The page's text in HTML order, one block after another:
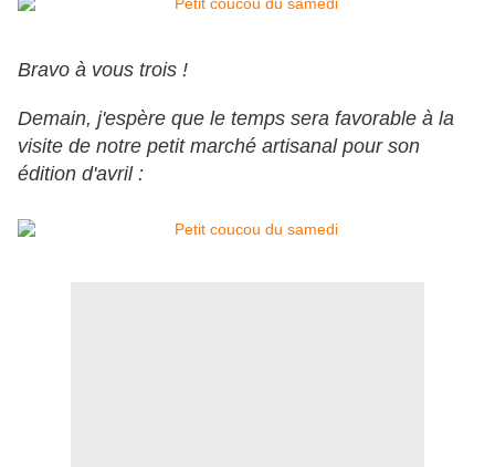
Bravo à vous trois !
Demain, j'espère que le temps sera favorable à la
visite de notre petit marché artisanal pour son
édition d'avril :